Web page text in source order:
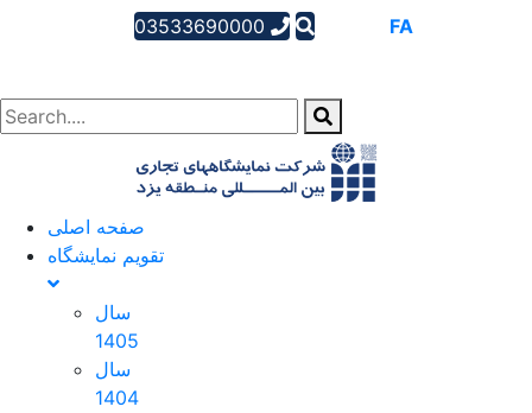
03533690000 FA
صفحه اصلی
تقویم نمایشگاه
سال
1405
سال
1404